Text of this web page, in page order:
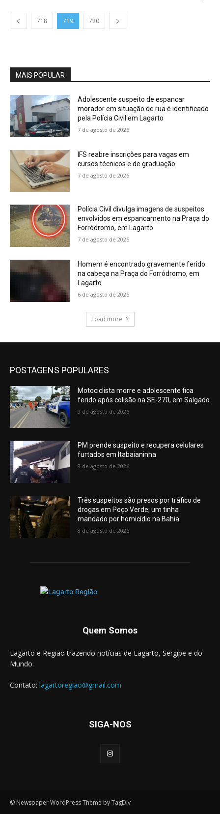
718 719 720
MAIS POPULAR
Adolescente suspeito de espancar
morador em situação de rua é identificado
pela Polícia Civil em Lagarto
7 de agosto de 2026
IFS reabre inscrições para vagas em
cursos técnicos e de graduação
7 de agosto de 2026
Polícia Civil divulga imagens de suspeitos
envolvidos em espancamento na Praça do
Forródromo, em Lagarto
7 de agosto de 2026
Homem é encontrado gravemente ferido
na cabeça na Praça do Forródromo, em
Lagarto
6 de agosto de 2026
Load more
POSTAGENS POPULARES
Motociclista morre e adolescente fica
ferido após colisão na SE-270, em Salgado
9 de agosto de 2026
PM prende suspeito e recupera celulares
furtados em Itabaianinha
8 de agosto de 2026
Três suspeitos são presos por tráfico de
drogas em Poço Verde; um tinha
mandado por homicídio na Bahia
8 de agosto de 2026
Quem Somos
Lagarto e Região trazendo notícias de Lagarto, Sergipe e do
Mundo.
Contato: lagartoregiao@gmail.com
SIGA-NOS
© Newspaper WordPress Theme by TagDiv